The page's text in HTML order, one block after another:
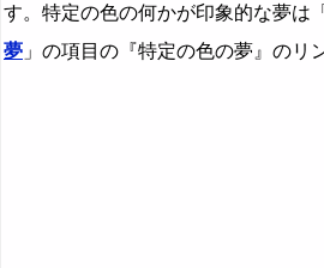
す。特定の色の何かが印象的な夢は「
夢 」の項目の『特定の色の夢』のリ